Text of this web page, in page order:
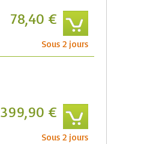
Sous 2 jours
78,40 €
Sous 2 jours
399,90 €